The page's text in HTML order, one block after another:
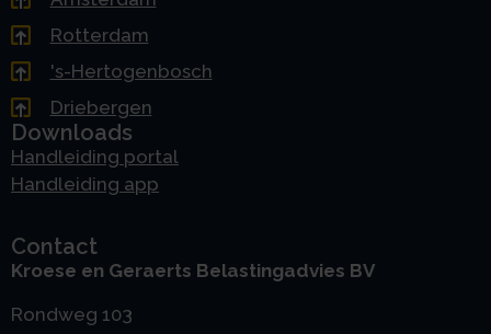
Rotterdam
's-Hertogenbosch
Driebergen
Downloads
Handleiding portal
Handleiding app
Contact
Kroese en Geraerts Belastingadvies BV
Rondweg 103